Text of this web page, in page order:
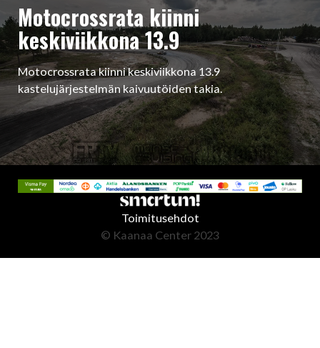
Motocrossrata kiinni
keskiviikkona 13.9
Motocrossrata kiinni keskiviikkona 13.9
kastelujärjestelmän kaivuutöiden takia.
Toimitusehdot
© Kaanaa Center 2023